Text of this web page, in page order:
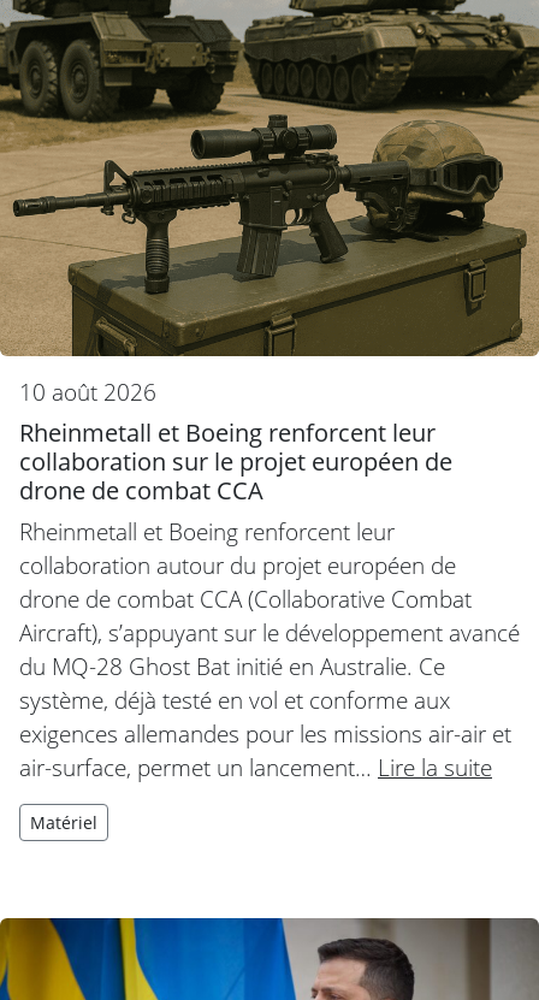
10 août 2026
Rheinmetall et Boeing renforcent leur
collaboration sur le projet européen de
drone de combat CCA
Rheinmetall et Boeing renforcent leur
collaboration autour du projet européen de
drone de combat CCA (Collaborative Combat
Aircraft), s’appuyant sur le développement avancé
du MQ-28 Ghost Bat initié en Australie. Ce
système, déjà testé en vol et conforme aux
exigences allemandes pour les missions air-air et
air-surface, permet un lancement… Lire la suite
Matériel